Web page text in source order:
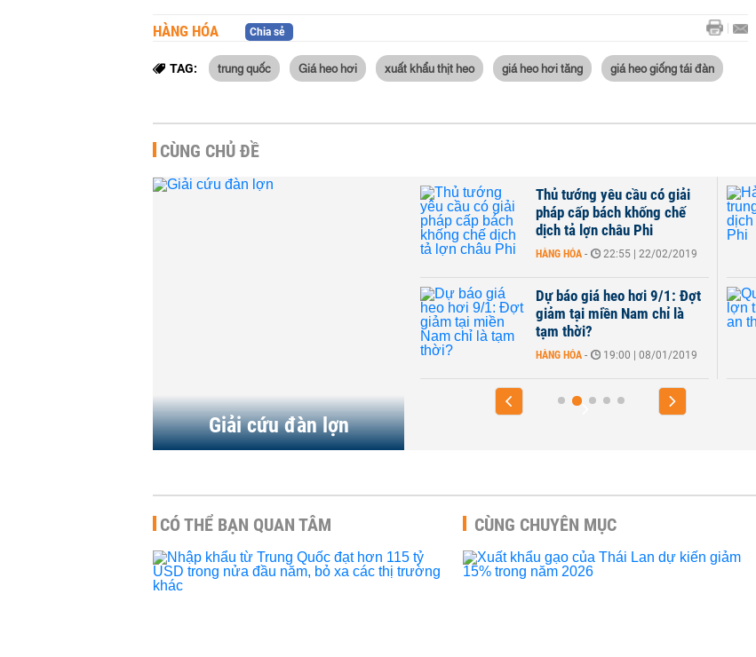
HÀNG HÓA Chia sẻ
TAG: trung quốc Giá heo hơi xuất khẩu thịt heo giá heo hơi tăng giá heo giống tái đàn
CÙNG CHỦ ĐỀ
Giải cứu đàn lợn
Trung Quốc đấu giá 40.000
Thủ tướng yêu cầu có giải
pháp cấp bách khống chế
dịch tả lợn châu Phi
HÀNG HÓA - 22:55 | 22/02/2019
Dự báo giá heo hơi 9/1: Đợt
giảm tại miền Nam chỉ là
tạm thời?
19:00 | 08/01/2019
CÓ THỂ BẠN QUAN TÂM CÙNG CHUYÊN MỤC